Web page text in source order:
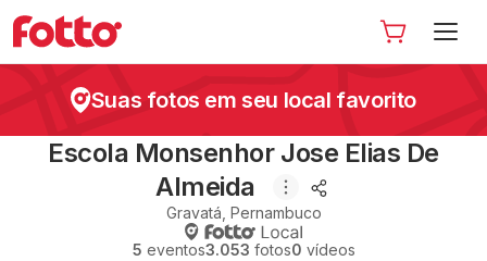
Suas fotos em seu local favorito
Escola Monsenhor Jose Elias De
Almeida
Gravatá Pernambuco
5 eventos3.053 fotos0 vídeos